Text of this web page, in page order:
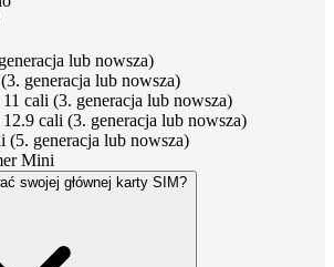
lub nowsza)
generacja lub nowsza)
cali (3. generacja lub nowsza)
cali (3. generacja lub nowsza)
(5. generacja lub nowsza)
Mini
swojej głównej karty SIM?